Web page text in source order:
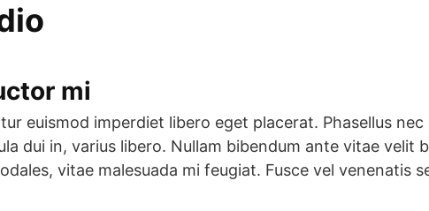
mi
euismod imperdiet libero eget placerat. Phasellus
dui in, varius libero. Nullam bibendum ante vitae velit
vitae malesuada mi feugiat. Fusce vel